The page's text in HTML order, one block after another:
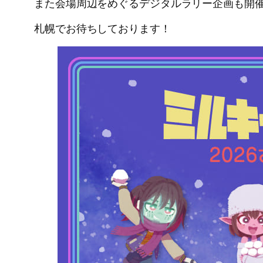
また会場周辺をめぐるデジタルラリー企画も開
札幌でお待ちしております！